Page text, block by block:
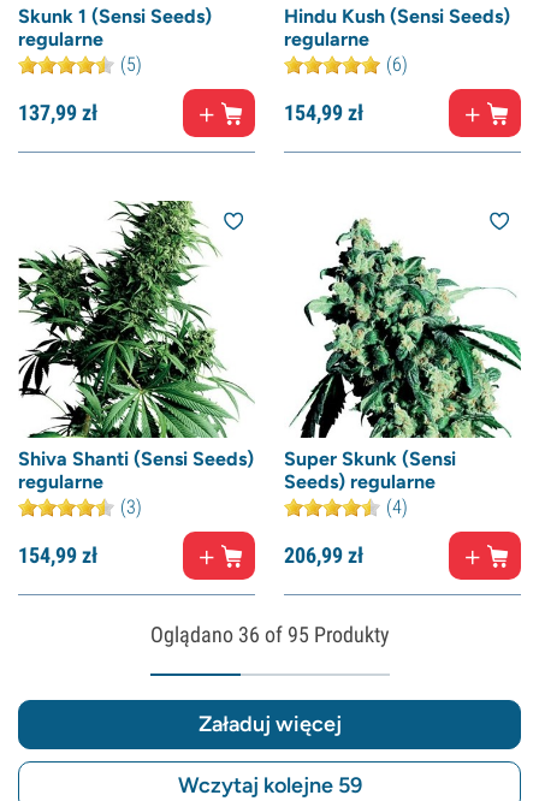
Skunk 1 (Sensi Seeds)
regularne
(5)
137,99zł
Hindu Kush (Sensi Seeds)
regularne
(6)
154,99zł
Shiva Shanti (Sensi Seeds)
regularne
(3)
154,99zł
Super Skunk (Sensi
Seeds) regularne
(4)
206,99zł
Oglądano 36 of 95 Produkty
Załaduj więcej
Wczytaj kolejne 59